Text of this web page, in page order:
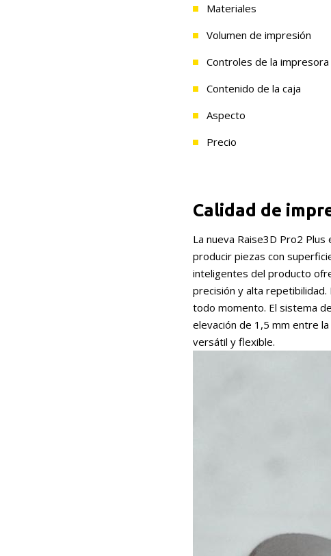
Materiales
Volumen de impresión
Controles de la impresora
Contenido de la caja
Aspecto
Precio
Calidad de
La nueva Raise3D Pro2
producir piezas con
inteligentes del producto
precisión y alta
todo momento. El sistema
elevación de 1,5 mm entre
versátil y flexible.